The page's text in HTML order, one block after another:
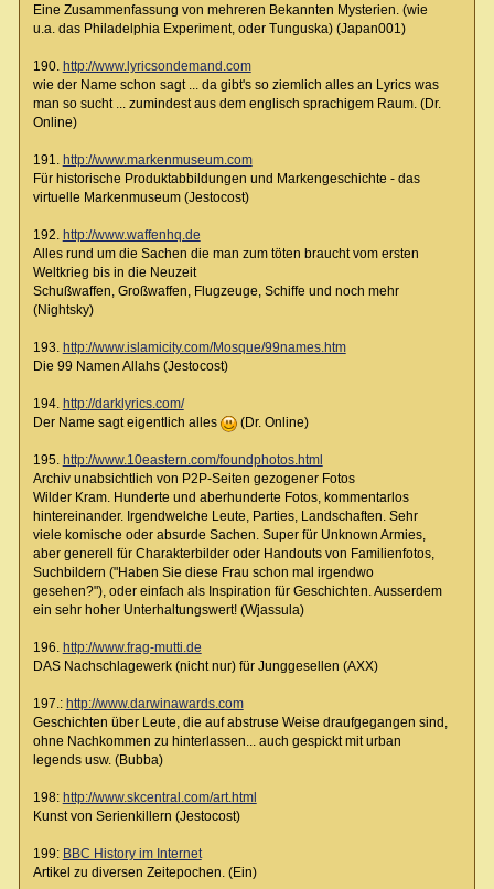
Eine Zusammenfassung von mehreren Bekannten Mysterien. (wie
u.a. das Philadelphia Experiment, oder Tunguska) (Japan001)
190. http://www.lyricsondemand.com
wie der Name schon sagt ... da gibt's so ziemlich alles an Lyrics was
man so sucht ... zumindest aus dem englisch sprachigem Raum. (Dr.
Online)
191. http://www.markenmuseum.com
Für historische Produktabbildungen und Markengeschichte - das
virtuelle Markenmuseum (Jestocost)
192. http://www.waffenhq.de
Alles rund um die Sachen die man zum töten braucht vom ersten
Weltkrieg bis in die Neuzeit
Schußwaffen, Großwaffen, Flugzeuge, Schiffe und noch mehr
(Nightsky)
193. http://www.islamicity.com/Mosque/99names.htm
Die 99 Namen Allahs (Jestocost)
194. http://darklyrics.com/
Der Name sagt eigentlich alles
(Dr. Online)
195. http://www.10eastern.com/foundphotos.html
Archiv unabsichtlich von P2P-Seiten gezogener Fotos
Wilder Kram. Hunderte und aberhunderte Fotos, kommentarlos
hintereinander. Irgendwelche Leute, Parties, Landschaften. Sehr
viele komische oder absurde Sachen. Super für Unknown Armies,
aber generell für Charakterbilder oder Handouts von Familienfotos,
Suchbildern ("Haben Sie diese Frau schon mal irgendwo
gesehen?"), oder einfach als Inspiration für Geschichten. Ausserdem
ein sehr hoher Unterhaltungswert! (Wjassula)
196. http://www.frag-mutti.de
DAS Nachschlagewerk (nicht nur) für Junggesellen (AXX)
197.: http://www.darwinawards.com
Geschichten über Leute, die auf abstruse Weise draufgegangen sind,
ohne Nachkommen zu hinterlassen... auch gespickt mit urban
legends usw. (Bubba)
198: http://www.skcentral.com/art.html
Kunst von Serienkillern (Jestocost)
199: BBC History im Internet
Artikel zu diversen Zeitepochen. (Ein)